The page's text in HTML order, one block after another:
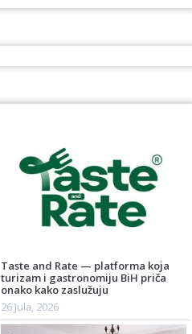
Taste and Rate — platforma koja
turizam i gastronomiju BiH priča
onako kako zaslužuju
26 Jula, 2026